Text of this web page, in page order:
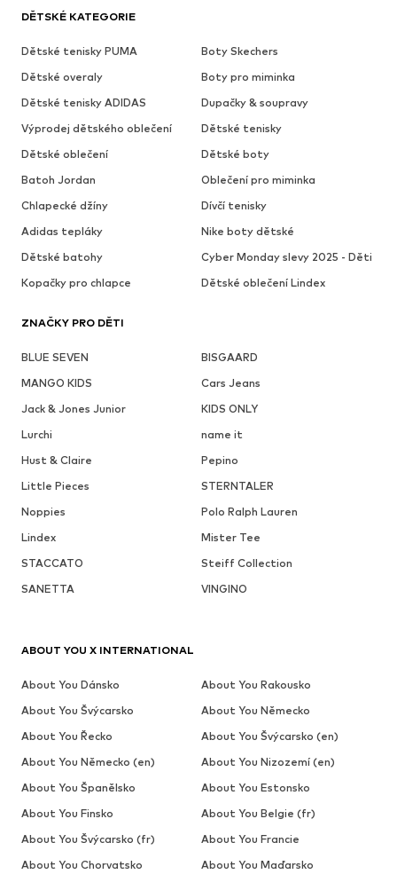
DĚTSKÉ KATEGORIE
Dětské tenisky PUMA
Boty Skechers
Dětské overaly
Boty pro miminka
Dětské tenisky ADIDAS
Dupačky & soupravy
Výprodej dětského oblečení
Dětské tenisky
Dětské oblečení
Dětské boty
Batoh Jordan
Oblečení pro miminka
Chlapecké džíny
Dívčí tenisky
Adidas tepláky
Nike boty dětské
Dětské batohy
Cyber Monday slevy 2025 - Děti
Kopačky pro chlapce
Dětské oblečení Lindex
ZNAČKY PRO DĚTI
BLUE SEVEN
BISGAARD
MANGO KIDS
Cars Jeans
Jack & Jones Junior
KIDS ONLY
Lurchi
name it
Hust & Claire
Pepino
Little Pieces
STERNTALER
Noppies
Polo Ralph Lauren
Lindex
Mister Tee
STACCATO
Steiff Collection
SANETTA
VINGINO
ABOUT YOU X INTERNATIONAL
About You Dánsko
About You Rakousko
About You Švýcarsko
About You Německo
About You Řecko
About You Švýcarsko (en)
About You Německo (en)
About You Nizozemí (en)
About You Španělsko
About You Estonsko
About You Finsko
About You Belgie (fr)
About You Švýcarsko (fr)
About You Francie
About You Chorvatsko
About You Maďarsko